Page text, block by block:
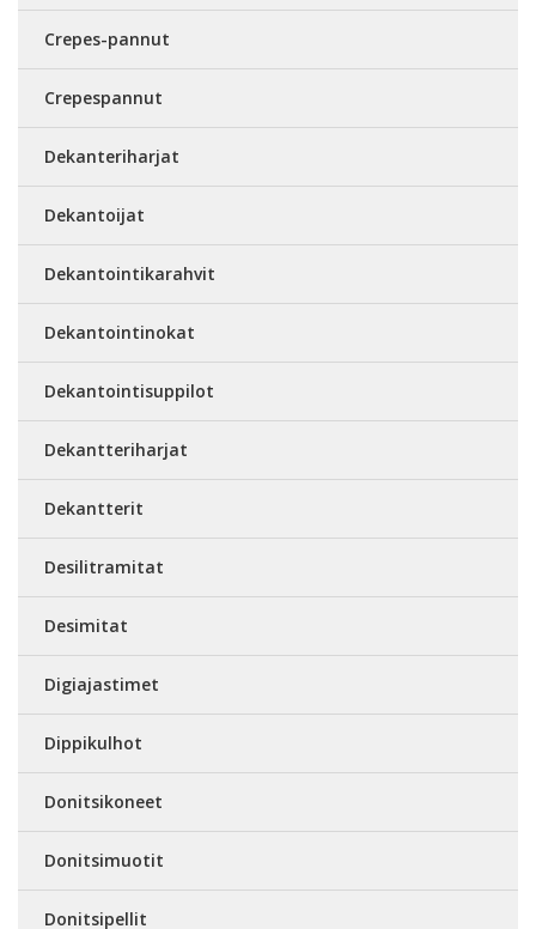
Crepes-pannut
Crepespannut
Dekanteriharjat
Dekantoijat
Dekantointikarahvit
Dekantointinokat
Dekantointisuppilot
Dekantteriharjat
Dekantterit
Desilitramitat
Desimitat
Digiajastimet
Dippikulhot
Donitsikoneet
Donitsimuotit
Donitsipellit